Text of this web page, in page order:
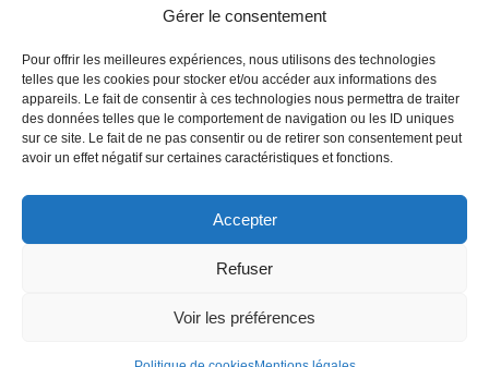
Gérer le consentement
Pour offrir les meilleures expériences, nous utilisons des technologies
telles que les cookies pour stocker et/ou accéder aux informations des
appareils. Le fait de consentir à ces technologies nous permettra de traiter
des données telles que le comportement de navigation ou les ID uniques
sur ce site. Le fait de ne pas consentir ou de retirer son consentement peut
avoir un effet négatif sur certaines caractéristiques et fonctions.
Accepter
Refuser
Voir les préférences
Politique de confidentialité
Sites partenaires
5Façades
Atrium Patrimoine
L'Atelier Bois